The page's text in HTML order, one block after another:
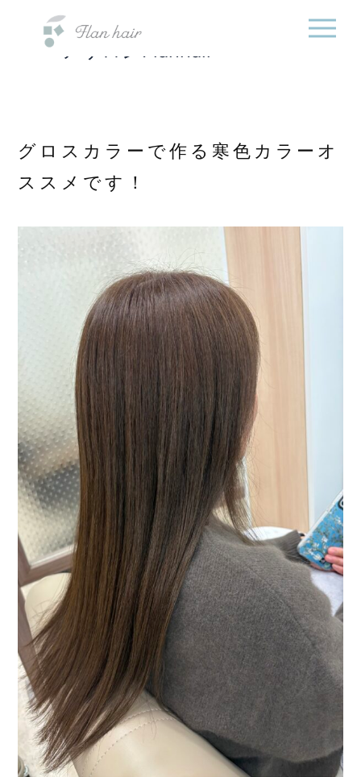
院・半個室オーガニック
ヘアサロンFlanhair
グロスカラーで作る寒色カラーオ
ススメです！